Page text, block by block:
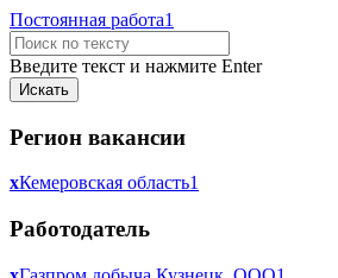
Постоянная работа1
Введите текст и нажмите Enter
Регион вакансии
xКемеровская область1
Работодатель